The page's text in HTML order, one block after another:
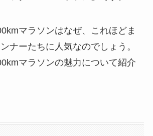
マラソンはなぜ、これほどま
ナーたちに人気なのでしょう。
マラソンの魅力について紹介